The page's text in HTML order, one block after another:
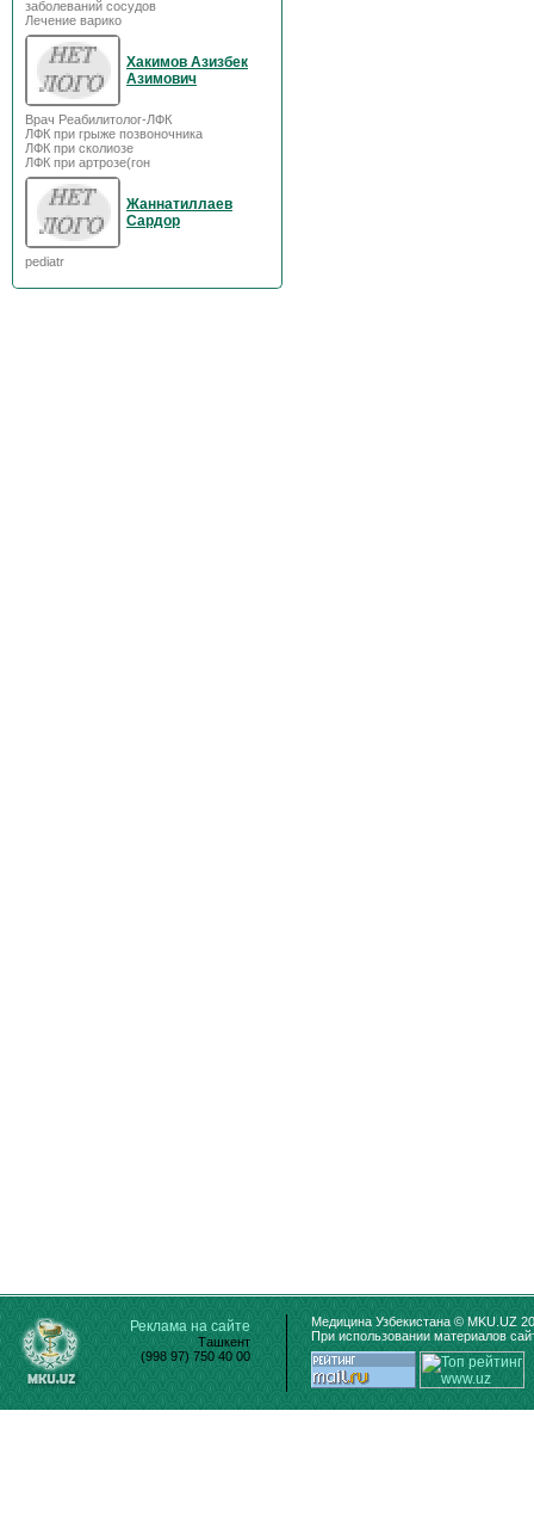
заболеваний сосудов
Лечение варико
Хакимов Азизбек
Азимович
Врач Реабилитолог-ЛФК
ЛФК при грыже позвоночника
ЛФК при сколиозе
ЛФК при артрозе(гон
Жаннатиллаев
Сардор
pediatr
Реклама на сайте
Ташкент
(998 97) 750 40 00
Медицина Узбекистана © MKU.UZ
При использовании материалов